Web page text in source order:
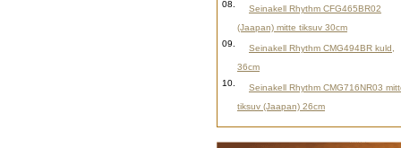
08.
Seinakell Rhythm CFG465BR02
(Jaapan) mitte tiksuv 30cm
09.
Seinakell Rhythm CMG494BR kuld,
36cm
10.
Seinakell Rhythm CMG716NR03
tiksuv (Jaapan) 26cm